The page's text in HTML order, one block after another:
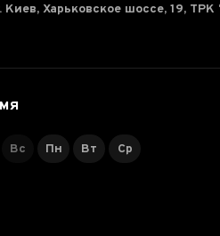
Киев, Харьковское шоссе, 19, ТРК
Вс Пн Вт
Ср